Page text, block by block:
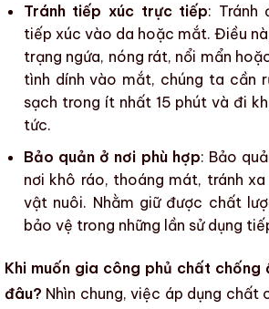
Tránh tiếp xúc trực tiếp: Tránh
tiếp xúc vào da hoặc mắt. Điều
trạng ngứa, nóng rát, nổi mẩn
tình dính vào mắt, chúng ta cần
sạch trong ít nhất 15 phút và đi
tức.
Bảo quản ở nơi phù hợp: Bảo
nơi khô ráo, thoáng mát, tránh
vật nuôi. Nhằm giữ được chất
bảo vệ trong những lần sử dụng
Khi muốn gia công phủ chất chống
đâu? Nhìn chung, việc áp dụng chất